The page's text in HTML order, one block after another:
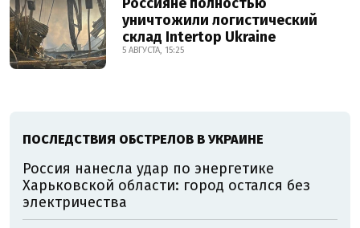
уничтожили логистический
склад Intertop Ukraine
5 АВГУСТА, 15:25
ПОСЛЕДСТВИЯ ОБСТРЕЛОВ В УКРАИНЕ
Россия нанесла удар по энергетике
Харьковской области: город остался без
электричества